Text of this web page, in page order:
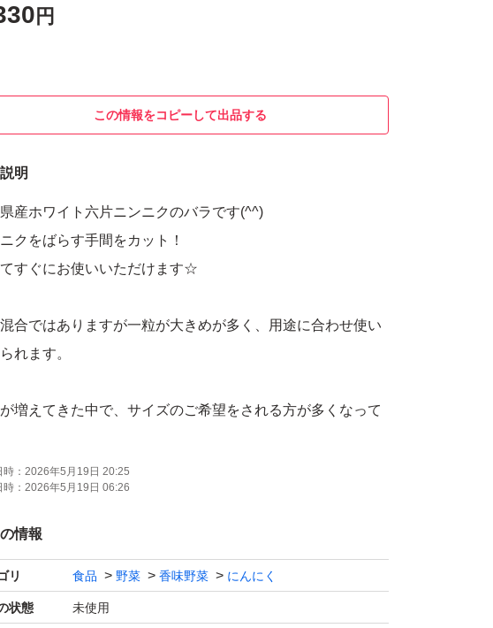
円
この情報をコピーして出品する
明
産ホワイト六片ニンニクのバラです(^^)
クをばらす手間をカット！
すぐにお使いいただけます☆
合ではありますが一粒が大きめが多く、用途に合わせ使い
れます。
増えてきた中で、サイズのご希望をされる方が多くなって
た。
にはサイズ混合の商品となっておりますので、大きめなど
いサイズ希望の方へは、選別代をプラスさせていただきま
でご了承ください。
クを食べて免疫力アップしましょう★
： 2026年5月19日 20:25
： 2026年5月19日 06:26
情報
リ 食品 野菜 香味野菜 にんにく
状態 未使用